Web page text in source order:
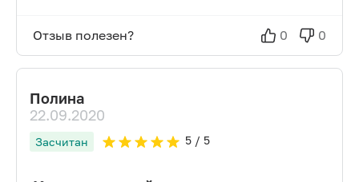
Отзыв полезен? 0 0
Полина
22.09.2020
Засчитан 5/ 5